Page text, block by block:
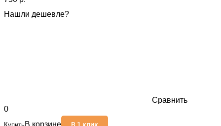
Нашли дешевле?
Сравнить
0
В корзине